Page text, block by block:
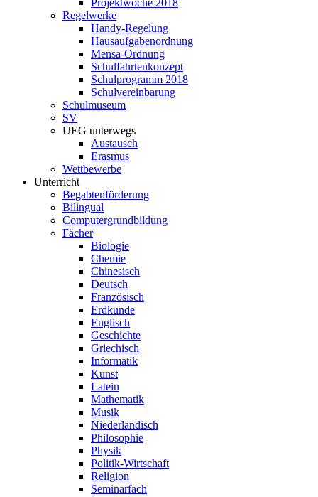
Regelwerke
Handy-Regelung
Hausaufgabenordnung
Mensa-Ordnung
Schulfahrtenkonzept
Schulprogramm 2018
Schulvereinbarung
Schulmuseum
SV
UEG unterwegs
Austausch
Erasmus
Wettbewerbe
Unterricht
Begabtenförderung
Bilingual
Computergrundbildung
Fächer
Biologie
Chemie
Chinesisch
Deutsch
Französisch
Erdkunde
Englisch
Geschichte
Griechisch
Informatik
Kunst
Latein
Mathematik
Musik
Niederländisch
Philosophie
Physik
Politik-Wirtschaft
Religion
Seminarfach